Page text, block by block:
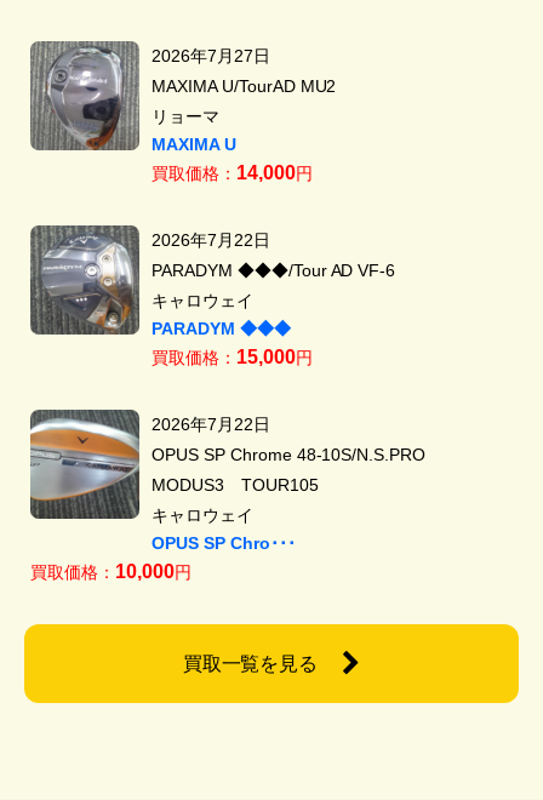
2026年7月27日
MAXIMA U/TourAD MU2
リョーマ
MAXIMA U
買取価格： 14,000円
2026年7月22日
PARADYM ◆◆◆/Tour AD VF-6
キャロウェイ
PARADYM ◆◆◆
買取価格： 15,000円
2026年7月22日
OPUS SP Chrome 48-10S/N.S.PRO
MODUS3 TOUR105
キャロウェイ
OPUS SP Chro･･･
買取価格： 10,000円
買取一覧を見る